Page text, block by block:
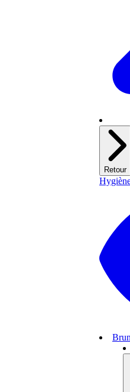
Retour